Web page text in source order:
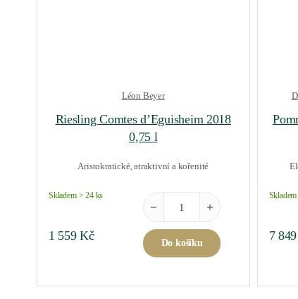
Léon Beyer
Riesling Comtes d’Eguisheim 2018
0,75 l
Aristokratické, atraktivní a kořenité
Skladem > 24 ks
1 559Kč
Riesling Comtes d'Eguisheim
Do košíku
7 849